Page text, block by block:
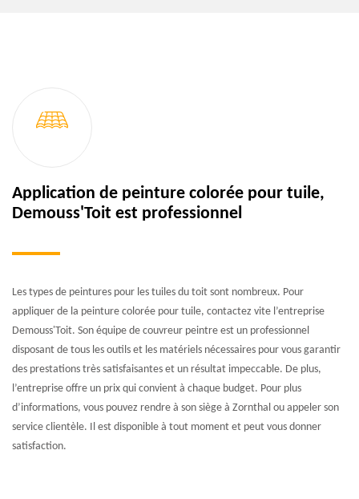
Application de peinture colorée pour tuile,
Demouss'Toit est professionnel
Les types de peintures pour les tuiles du toit sont nombreux. Pour
appliquer de la peinture colorée pour tuile, contactez vite l’entreprise
Demouss'Toit. Son équipe de couvreur peintre est un professionnel
disposant de tous les outils et les matériels nécessaires pour vous garantir
des prestations très satisfaisantes et un résultat impeccable. De plus,
l’entreprise offre un prix qui convient à chaque budget. Pour plus
d’informations, vous pouvez rendre à son siège à Zornthal ou appeler son
service clientèle. Il est disponible à tout moment et peut vous donner
satisfaction.